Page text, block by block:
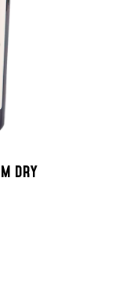
DRY